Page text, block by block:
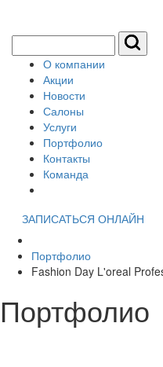
О компании
Акции
Новости
Салоны
Услуги
Портфолио
Контакты
Команда
ЗАПИСАТЬСЯ ОНЛАЙН
Портфолио
Fashion Day L'oreal
Портфолио